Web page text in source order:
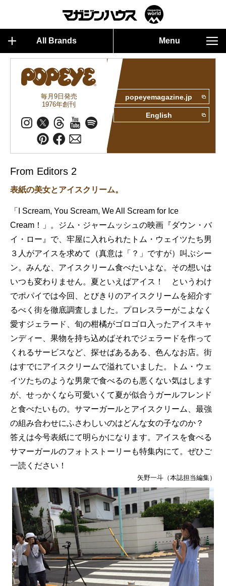
All Brands Menu
毎月9日発売
1976年創刊
popeyemagazine.jp
English
From Editors 2
表紙の美女とアイスクリーム。
「I Scream, You Scream, We All Scream for Ice
Cream！」。ジム・ジャームッシュの映画『ダウン・バ
イ・ロー』で、牢屋に入れられたトム・ウェイツたち男
３人がアイスを求めて（真意は「？」ですが）叫ぶシー
ン。みんな、アイスクリーム食べたいよな。その想いは
いつも変わりません。夏といえばアイス！ というわけ
でポパイでは今回、とびきりのアイスクリームを紹介す
るべく街を徹底調査しました。プロレスラーがこよなく
愛すジェラード、旬の柑橘がゴロゴロ入ったアイスキャ
ンディー、果物を持ち込めばそれでジェラードを作って
くれるサービスなど、探せばあるある、色んなお店。街
はすでにアイスクリームで溢れていました。トム・ウェ
イツたちのような男衆で食べるのも悪くない気はします
が、せっかくなら可愛いくて夏が似合うガールフレンド
と食べたいもの。サマーガールとアイスクリーム、最強
の組み合わせにふさわしいのはどんな女の子なのか？
答えは今号表紙にて明らかになります。アイスを食べる
サマーガールのフォトストーリーも特集内にて。ぜひご
一読ください！
矢野一斗（本誌担当編集）